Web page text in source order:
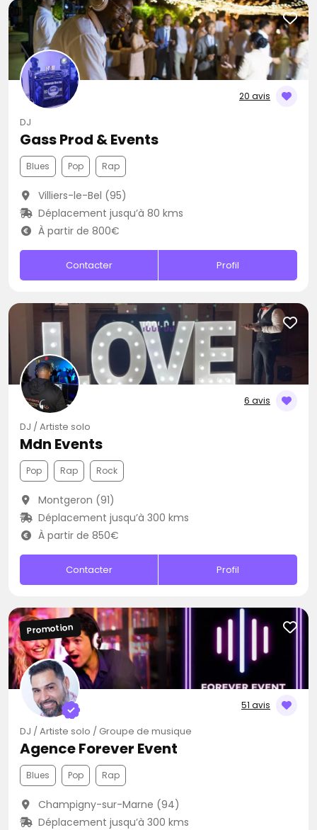
20 avis
DJ
Gass Prod & Events
Blues Pop Rap
Villiers-le-Bel (95)
Déplacement jusqu’à 80 kms
À partir de 800€
Contacter Profil
6 avis
DJ / Artiste solo
Mdn Events
Pop Rap Rock
Montgeron (91)
Déplacement jusqu’à 300 kms
À partir de 850€
Contacter Profil
51 avis
Promotion
DJ / Artiste solo / Groupe de musique
Agence Forever Event
Blues Pop Rap
Champigny-sur-Marne (94)
Déplacement jusqu’à 300 kms